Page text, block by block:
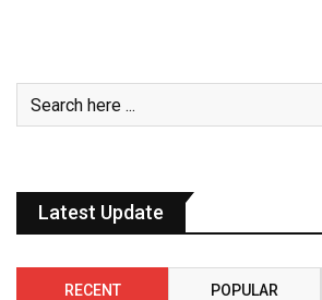
Latest Update
RECENT POPULAR